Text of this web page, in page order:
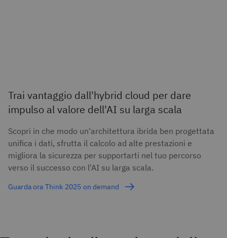
Trai vantaggio dall'hybrid cloud per dare
impulso al valore dell'AI su larga scala
Scopri in che modo un'architettura ibrida ben progettata
unifica i dati, sfrutta il calcolo ad alte prestazioni e
migliora la sicurezza per supportarti nel tuo percorso
verso il successo con l'AI su larga scala.
Guarda ora Think 2025 on demand